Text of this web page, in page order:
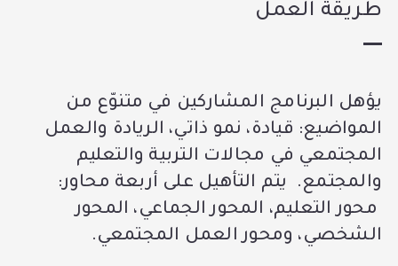
طريقة العمل
يؤهل البرنامج المشاركين في متنوّع من
المواضيع: قيادة، نمو ذاتي، الريادة والعمل
المجتمعي في مجالات التربية والتعليم
والمجتمع. يتم التأهيل على أربعة محاور:
محور التعليم، المحور الجماعي، المحور
الشخصي، ومحور العمل المجتمعي.